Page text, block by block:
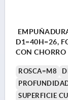
D1=40H=26,
CON CHORRO
ROSCA=M8
SUPERFICIE